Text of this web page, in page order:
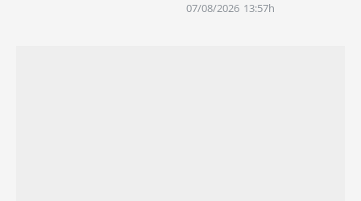
07/08/2026 13:57h